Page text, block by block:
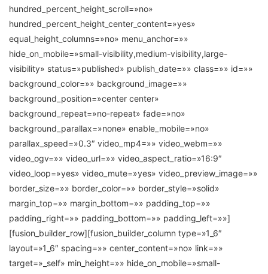
hundred_percent_height_scroll=»no»
hundred_percent_height_center_content=»yes»
equal_height_columns=»no» menu_anchor=»»
hide_on_mobile=»small-visibility,medium-visibility,large-
visibility» status=»published» publish_date=»» class=»» id=»»
background_color=»» background_image=»»
background_position=»center center»
background_repeat=»no-repeat» fade=»no»
background_parallax=»none» enable_mobile=»no»
parallax_speed=»0.3″ video_mp4=»» video_webm=»»
video_ogv=»» video_url=»» video_aspect_ratio=»16:9″
video_loop=»yes» video_mute=»yes» video_preview_image=»»
border_size=»» border_color=»» border_style=»solid»
margin_top=»» margin_bottom=»» padding_top=»»
padding_right=»» padding_bottom=»» padding_left=»»]
[fusion_builder_row][fusion_builder_column type=»1_6″
layout=»1_6″ spacing=»» center_content=»no» link=»»
target=»_self» min_height=»» hide_on_mobile=»small-